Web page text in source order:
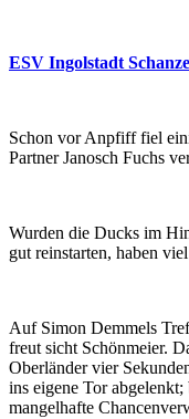
ESV Ingolstadt
Schon vor Anpfiff fiel
Partner Janosch Fuchs
Wurden die Ducks im
gut reinstarten, haben
Auf Simon Demmels
freut sicht Schönmeier.
Oberländer vier
ins eigene Tor
mangelhafte